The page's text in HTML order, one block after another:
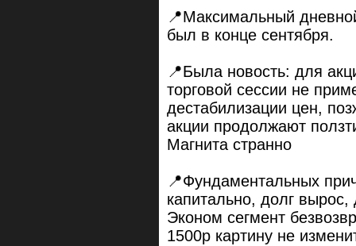
📍Максимальный
был в конце сентября.
📍Была новость: для
торговой сессии не
дестабилизации цен,
акции продолжают
Магнита странно
📍Фундаментальных
капитально, долг
Эконом сегмент
1500р картину не